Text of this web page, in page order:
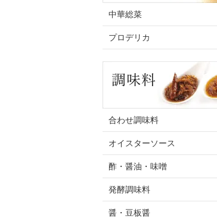
中華総菜
プロデリカ
合わせ調味料
オイスターソース
酢・醤油・味噌
発酵調味料
醤・豆板醤